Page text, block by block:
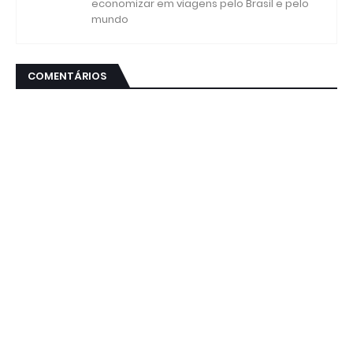
economizar em viagens pelo Brasil e pelo
mundo
COMENTÁRIOS